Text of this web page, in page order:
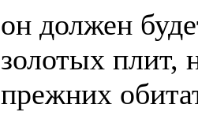
он должен
золотых плит,
прежних